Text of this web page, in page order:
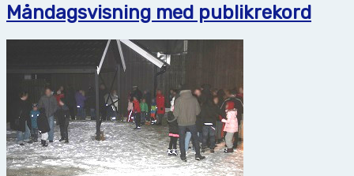
Måndagsvisning med publikrekord